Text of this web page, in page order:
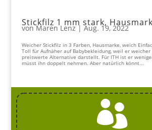
Stickfilz 1 mm stark,
vonMaren Lenz|Aug. 19, 2022
Weicher Stickfilz in 3 Farben, Hausmarke, weich
Toll für Aufnäher auf Babybekleidung, weil er
preiswerte Alternative darstellt. Für ITH ist er
müsst ihn doppelt nehmen. Aber natürlich könnt...
